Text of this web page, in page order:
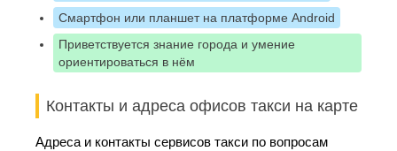
Смартфон или планшет на платформе Android
Приветствуется знание города и умение
ориентироваться в нём
Контакты и адреса офисов такси на карте
Адреса и контакты сервисов такси по вопросам